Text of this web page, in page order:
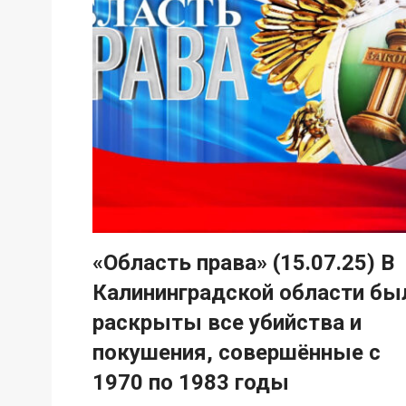
«Область права» (15.07.25) В
Калининградской области
раскрыты все убийства и
покушения, совершённые с
1970 по 1983 годы